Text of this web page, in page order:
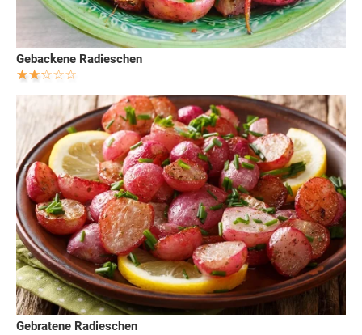
Gebackene Radieschen
Gebratene Radieschen